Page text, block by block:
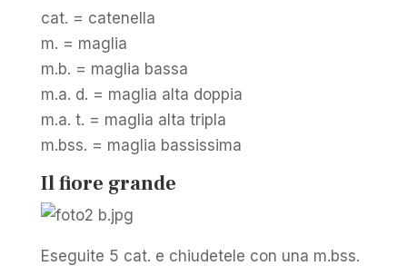
cat. = catenella
m. = maglia
m.b. = maglia bassa
m.a. d. = maglia alta doppia
m.a. t. = maglia alta tripla
m.bss. = maglia bassissima
Il fiore grande
Eseguite 5 cat. e chiudetele con una m.bss.